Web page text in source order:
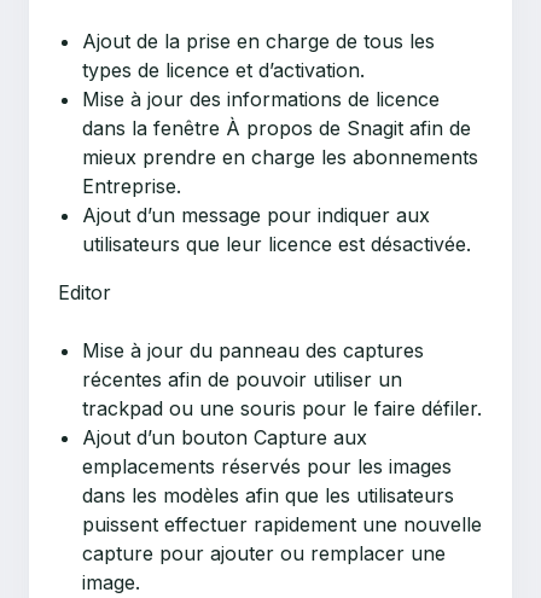
Ajout de la prise en charge de tous les
types de licence et d’activation.
Mise à jour des informations de licence
dans la fenêtre À propos de Snagit afin de
mieux prendre en charge les abonnements
Entreprise.
Ajout d’un message pour indiquer aux
utilisateurs que leur licence est désactivée.
Editor
Mise à jour du panneau des captures
récentes afin de pouvoir utiliser un
trackpad ou une souris pour le faire défiler.
Ajout d’un bouton Capture aux
emplacements réservés pour les images
dans les modèles afin que les utilisateurs
puissent effectuer rapidement une nouvelle
capture pour ajouter ou remplacer une
image.